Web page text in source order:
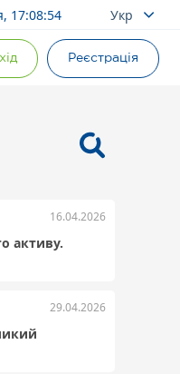
17:08:55 Укр
Реєстрація
16.04.2026
активу.
29.04.2026